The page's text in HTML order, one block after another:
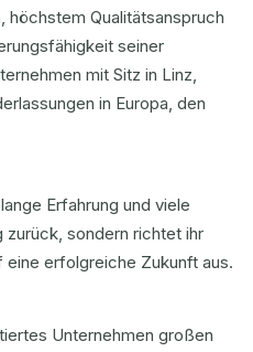
höchstem Qualitätsanspruch
seiner
mit Sitz in Linz,
in Europa, den
Erfahrung und viele
zurück, sondern richtet ihr
eine erfolgreiche Zukunft aus.
Unternehmen großen